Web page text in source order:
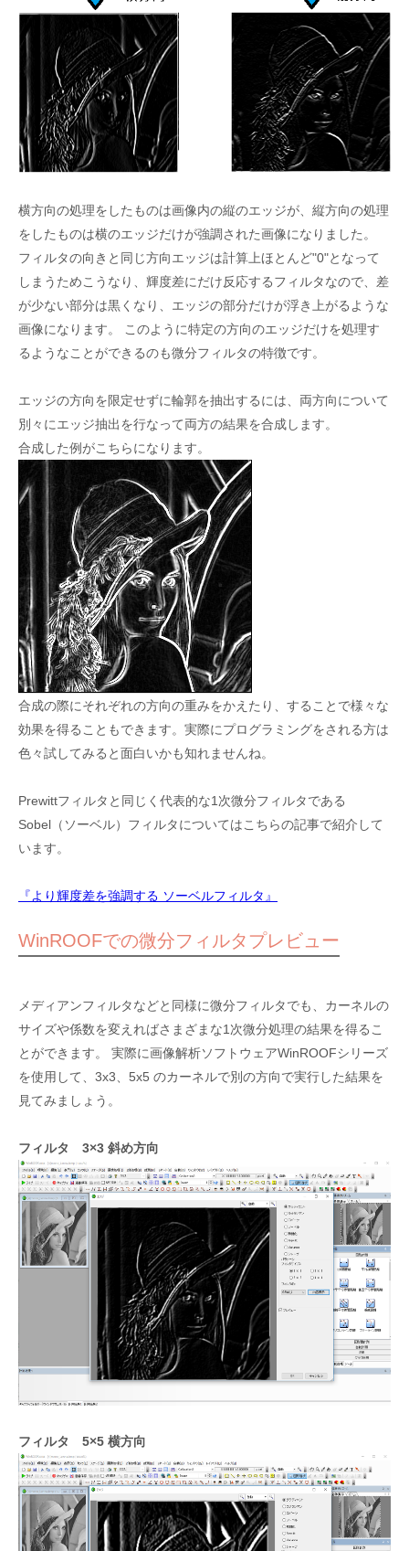
横方向の処理をしたものは画像内の縦のエッジが、縦方向の処理
をしたものは横のエッジだけが強調された画像になりました。
フィルタの向きと同じ方向エッジは計算上ほとんど"0"となって
しまうためこうなり、輝度差にだけ反応するフィルタなので、差
が少ない部分は黒くなり、エッジの部分だけが浮き上がるような
画像になります。 このように特定の方向のエッジだけを処理す
るようなことができるのも微分フィルタの特徴です。
エッジの方向を限定せずに輪郭を抽出するには、両方向について
別々にエッジ抽出を行なって両方の結果を合成します。
合成した例がこちらになります。
合成の際にそれぞれの方向の重みをかえたり、することで様々な
効果を得ることもできます。実際にプログラミングをされる方は
色々試してみると面白いかも知れませんね。
Prewittフィルタと同じく代表的な1次微分フィルタである
Sobel（ソーベル）フィルタについてはこちらの記事で紹介して
います。
『より輝度差を強調する ソーベルフィルタ』
WinROOFでの微分フィルタプレビュー
メディアンフィルタなどと同様に微分フィルタでも、カーネルの
サイズや係数を変えればさまざまな1次微分処理の結果を得るこ
とができます。 実際に画像解析ソフトウェアWinROOFシリーズ
を使用して、3x3、5x5 のカーネルで別の方向で実行した結果を
見てみましょう。
フィルタ 3×3 斜め方向
フィルタ 5×5 横方向